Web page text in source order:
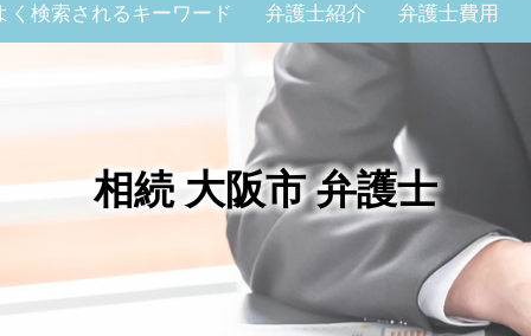
相続 大阪市 弁護士
く検索されるキーワード 弁護士紹介 弁護士費用